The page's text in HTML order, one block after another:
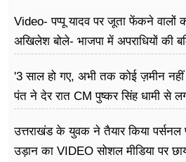
Video- पप्पू यादव पर जूता फेंकने वालों
अखिलेश बोले- भाजपा में अपराधियों की
'3 साल हो गए, अभी तक कोई ज़मीन
पंत ने देर रात CM पुष्कर सिंह धामी से
उत्तराखंड के युवक ने तैयार किया
उड़ान का VIDEO सोशल मीडिया पर